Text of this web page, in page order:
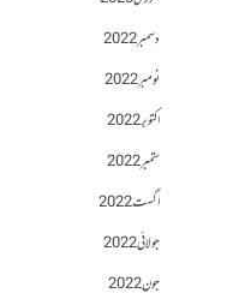
دسمبر 2022
نومبر 2022
اکتوبر 2022
ستمبر 2022
اگست 2022
جولائی 2022
جون 2022